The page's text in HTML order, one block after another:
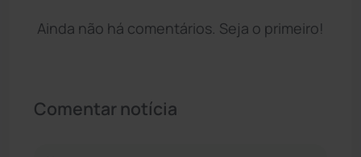
Ainda não há comentários. Seja o primeiro!
Comentar notícia